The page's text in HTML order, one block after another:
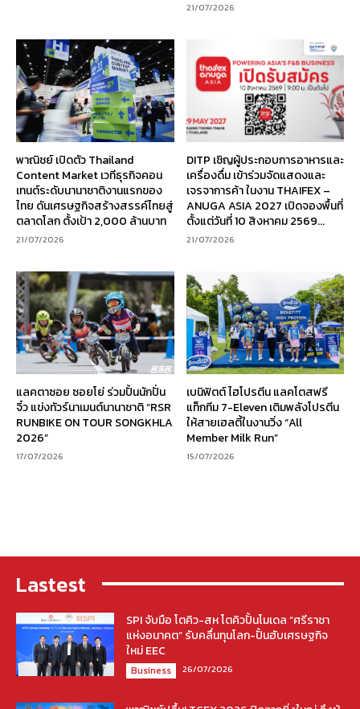
21/07/2026
พาณิชย์ เปิดตัว Thailand
Content Market เวทีธุรกิจคอน
เทนต์ระดับนานาชาติงานแรกของ
ไทย ดันเศรษฐกิจสร้างสรรค์ไทยสู่
ตลาดโลก ตั้งเป้า 2,000 ล้านบาท
21/07/2026
DITP เชิญผู้ประกอบการอาหารและ
เครื่องดื่ม เข้าร่วมจัดแสดงและ
เจรจาการค้า ในงาน THAIFEX –
ANUGA ASIA 2027 เปิดจองพื้นที่
ตั้งแต่วันที่ 10 สิงหาคม 2569...
21/07/2026
แลคตาซอย ซอยโย่ ร่วมปั้นนักปั่น
จิ๋ว แข่งทัวร์นาเมนต์นานาชาติ “RSR
RUNBIKE ON TOUR SONGKHLA
2026”
17/07/2026
เบนิฟิตต์ ไฮโปรตีน แลคโตสฟรี
แท็กทีม 7-Eleven เติมพลังโปรตีน
ให้สายเฮลตี้ในงานวิ่ง “All
Member Milk Run”
15/07/2026
Lastest
SPI จับมือ โตคิว-สห โตคิวปั้นโมเดล “ศรีราชา
แห่งอนาคต” รับคลื่นทุนโลก-ปั้นฮับเศรษฐกิจ
ใหม่ EEC
Business 26/07/2026